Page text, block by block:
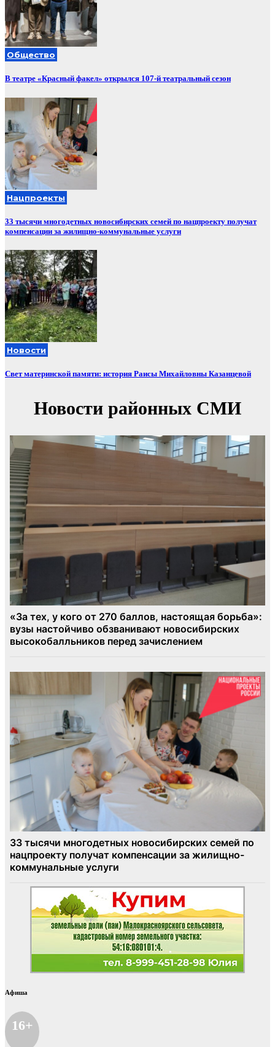
Общество
В театре «Красный факел» открылся 107-й театральный сезон
Нацпроекты
33 тысячи многодетных новосибирских семей по нацпроекту получат
компенсации за жилищно-коммунальные услуги
Новости
Свет материнской памяти: история Раисы Михайловны Казанцевой
Афиша
16+